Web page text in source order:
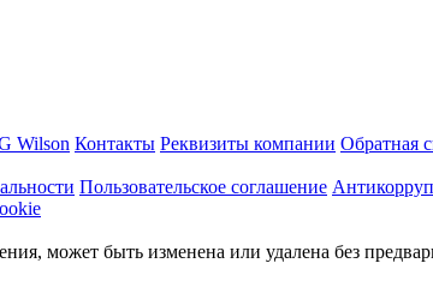
Wilson Контакты Реквизиты компании Обратная
Пользовательское соглашение
может быть изменена или удалена без